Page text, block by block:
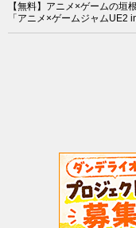
【無料】アニメ×ゲームの垣
「アニメ×ゲームジャムUE2